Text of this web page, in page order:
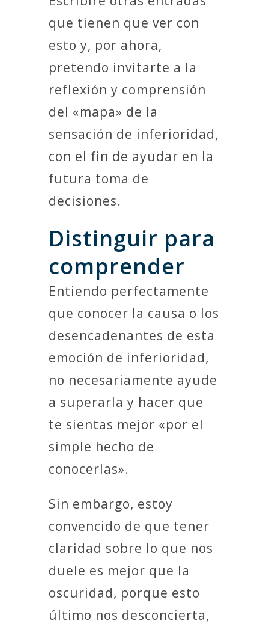
que tienen que ver con
esto y, por ahora,
pretendo invitarte a la
reflexión y comprensión
del «mapa» de la
sensación de inferioridad,
con el fin de ayudar en la
futura toma de
decisiones.
Distinguir para
comprender
Entiendo perfectamente
que conocer la causa o los
desencadenantes de esta
emoción de inferioridad,
no necesariamente ayude
a superarla y hacer que
te sientas mejor «por el
simple hecho de
conocerlas».
Sin embargo, estoy
convencido de que tener
claridad sobre lo que nos
duele es mejor que la
oscuridad, porque esto
último nos desconcierta,